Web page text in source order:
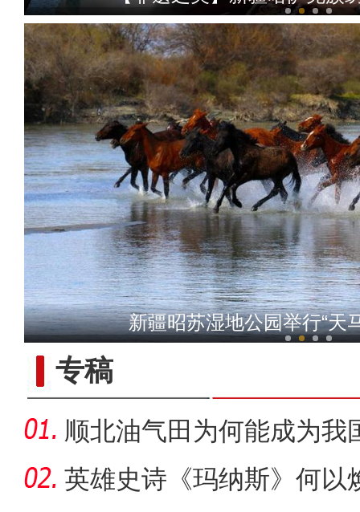
【非遗之美】纤维艺术毛皮
新疆昭苏湿地公园举行“天
专稿
顺北油气田为何能成为我
名的项
英雄史诗《玛纳斯》何以